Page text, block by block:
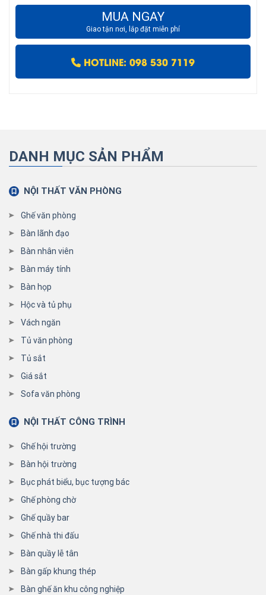
MUA NGAY
Giao tận nơi, lắp đặt miễn phí
HOTLINE: 098 530 7119
DANH MỤC SẢN PHẨM
NỘI THẤT VĂN PHÒNG
Ghế văn phòng
Bàn lãnh đạo
Bàn nhân viên
Bàn máy tính
Bàn họp
Hộc và tủ phụ
Vách ngăn
Tủ văn phòng
Tủ sắt
Giá sắt
Sofa văn phòng
NỘI THẤT CÔNG TRÌNH
Ghế hội trường
Bàn hội trường
Bục phát biểu, bục tượng bác
Ghế phòng chờ
Ghế quầy bar
Ghế nhà thi đấu
Bàn quầy lễ tân
Bàn gấp khung thép
Bàn ghế ăn khu công nghiệp